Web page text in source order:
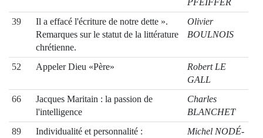
39
Il a effacé l'écriture de notre dette ».
Remarques sur le statut de la littérature
chrétienne.
Olivier
BOULNOIS
52 Appeler Dieu «Père»
Robert LE
GALL
66
Jacques Maritain : la passion de
l'intelligence
Charles
BLANCHET
89
Individualité et personnalité :
Michel NODÉ-